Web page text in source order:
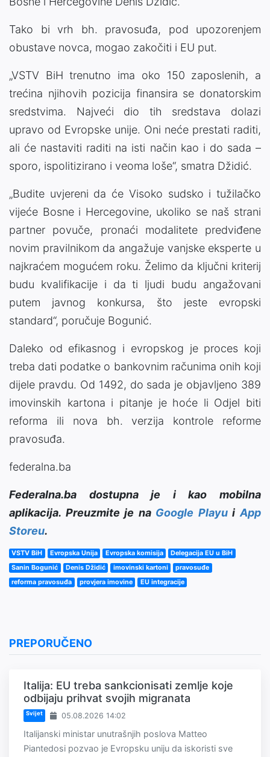
Tako bi vrh bh. pravosuđa, pod upozorenjem
obustave novca, mogao zakočiti i EU put.
„VSTV BiH trenutno ima oko 150 zaposlenih, a
trećina njihovih pozicija finansira se donatorskim
sredstvima. Najveći dio tih sredstava dolazi
upravo od Evropske unije. Oni neće prestati raditi,
ali će nastaviti raditi na isti način kao i do sada –
sporo, ispolitizirano i veoma loše“, smatra Džidić.
„Budite uvjereni da će Visoko sudsko i tužilačko
vijeće Bosne i Hercegovine, ukoliko se naš strani
partner povuče, pronaći modalitete predviđene
novim pravilnikom da angažuje vanjske eksperte u
najkraćem mogućem roku. Želimo da ključni kriterij
budu kvalifikacije i da ti ljudi budu angažovani
putem javnog konkursa, što jeste evropski
standard“, poručuje Bogunić.
Daleko od efikasnog i evropskog je proces koji
treba dati podatke o bankovnim računima onih koji
dijele pravdu. Od 1492, do sada je objavljeno 389
imovinskih kartona i pitanje je hoće li Odjel biti
reforma ili nova bh. verzija kontrole reforme
pravosuđa.
federalna.ba
Federalna.ba dostupna je i kao mobilna
aplikacija. Preuzmite je na Google PlayuiApp
Storeu.
VSTV BiH Evropska Unija Evropska komisija
Delegacija EU u BiH
Sanin Bogunić
Denis Džidić imovinski kartoni
pravosuđe
reforma pravosuđa
provjera imovine EU integracije
PREPORUČENO
Italija: EU treba sankcionisati zemlje koje
odbijaju prihvat svojih migranata
Svijet 05.08.2026 14:02
Italijanski ministar unutrašnjih poslova Matteo
Piantedosi pozvao je Evropsku uniju da iskoristi sve